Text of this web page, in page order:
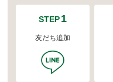
STEP1
友だち追加